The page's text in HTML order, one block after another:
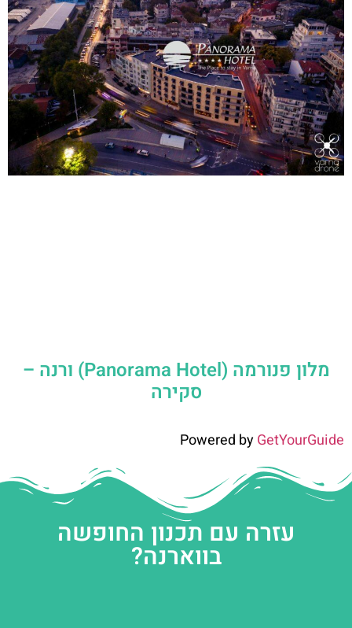
מלון פנורמה (Panorama Hotel) ורנה –
סקירה
Powered byGetYourGuide
עזרה עם תכנון החופשה
בווארנה?